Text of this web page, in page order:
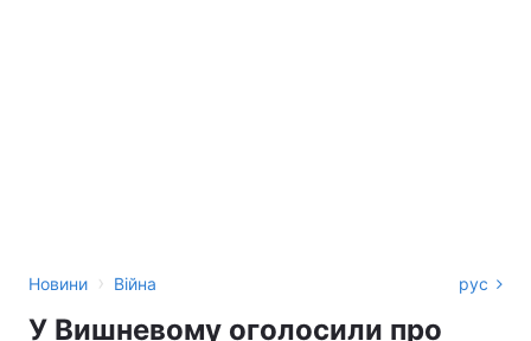
Новини › Війна рус
У Вишневому оголосили про